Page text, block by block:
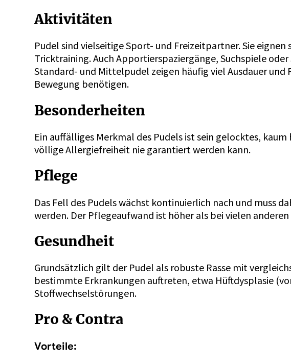
Aktivitäten
Pudel sind vielseitige Sport- und Freizeitpartner. Sie
Tricktraining. Auch Apportierspaziergänge, Suchspiele
Standard- und Mittelpudel zeigen häufig viel Ausdauer
Bewegung benötigen.
Besonderheiten
Ein auffälliges Merkmal des Pudels ist sein gelocktes,
völlige Allergiefreiheit nie garantiert werden kann.
Pflege
Das Fell des Pudels wächst kontinuierlich nach und muss
werden. Der Pflegeaufwand ist höher als bei vielen
Gesundheit
Grundsätzlich gilt der Pudel als robuste Rasse mit
bestimmte Erkrankungen auftreten, etwa Hüftdysplasie
Stoffwechselstörungen.
Pro & Contra
Vorteile: